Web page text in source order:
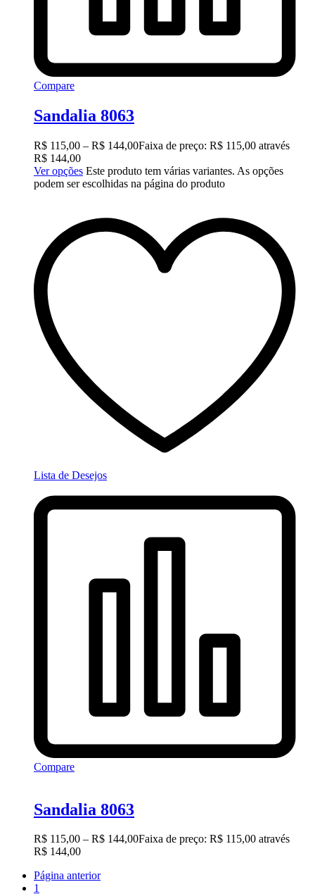
Compare
Sandalia 8063
R$ 115,00 – R$ 144,00Faixa de preço: R$ 115,00 através
R$ 144,00
Ver opções Este produto tem várias variantes. As opções
podem ser escolhidas na página do produto
Lista de Desejos
Compare
Sandalia 8063
R$ 115,00 – R$ 144,00Faixa de preço: R$ 115,00 através
R$ 144,00
Página anterior
1